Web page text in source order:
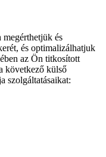
megérthetjük és
és optimalizálhatjuk
az Ön titkosított
következő külső
szolgáltatásaikat: